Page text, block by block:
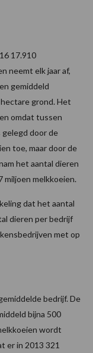
17.910
neemt elk jaar af,
gemiddeld
grond. Het
omdat tussen
gelegd door de
toe, maar door de
het aantal dieren
miljoen melkkoeien.
dat het aantal
dieren per bedrijf
met op
bedrijf. De
bijna 500
wordt
er in 2013 321